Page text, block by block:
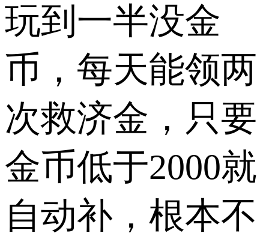
玩到一半没金
币，每天能领两
次救济金，只要
金币低于2000就
自动补，根本不